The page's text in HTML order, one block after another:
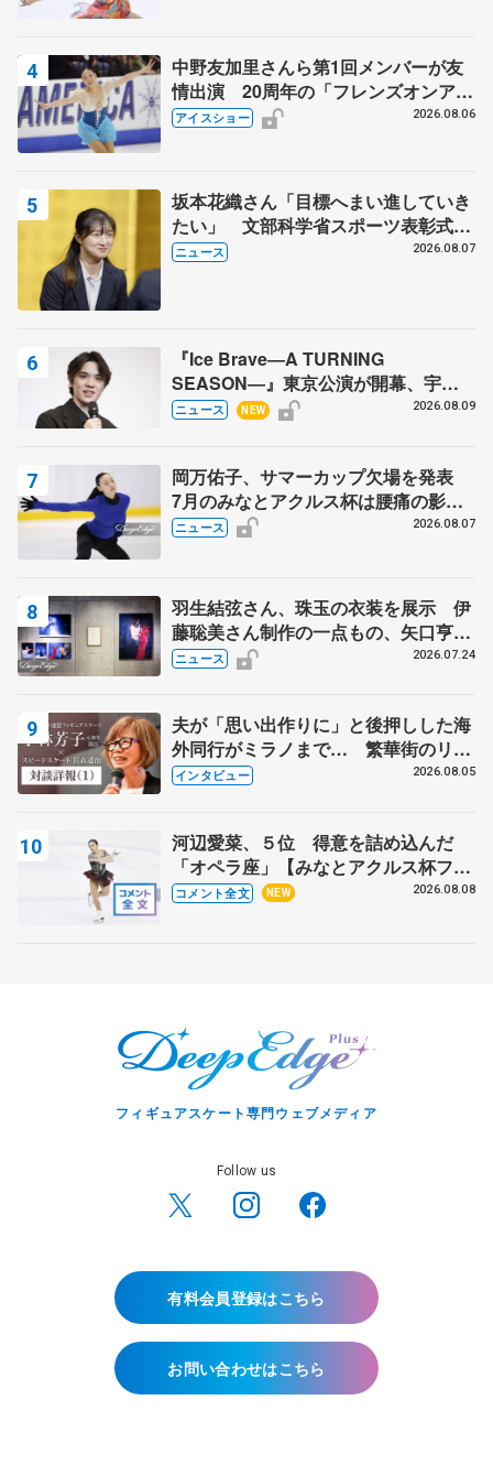
中野友加里さんら第1回メンバーが友
情出演 20周年の「フレンズオンアイ
ス」 宮本賢二さん、有川梨絵さん、
アイスショー 2026.08.06
坂本花織さん「目標へまい進していき
たい」 文部科学省スポーツ表彰式で
代表謝辞
ニュース 2026.08.07
『Ice Brave―A TURNING
SEASON―』東京公演が開幕、宇野
昌磨の『Ice Brave』にかける思いを
ニュース NEW 2026.08.09
岡万佑子、サマーカップ欠場を発表
7月のみなとアクルス杯は腰痛の影響
で
ニュース 2026.08.07
羽生結弦さん、珠玉の衣装を展示 伊
藤聡美さん制作の一点もの、矢口亨さ
んが撮影
ニュース 2026.07.24
夫が「思い出作りに」と後押しした海
外同行がミラノまで… 繁華街のリン
クでは不良のお兄さんも味方に 小林
インタビュー 2026.08.05
河辺愛菜、５位 得意を詰め込んだ
「オペラ座」【みなとアクルス杯フリ
ー】
コメント全文 NEW 2026.08.08
フィギュアスケート専門ウェブメディア
Follow us
有料会員登録はこちら
お問い合わせはこちら